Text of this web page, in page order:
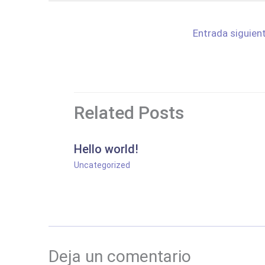
Entrada
Related Posts
Hello world!
Uncategorized
Deja un comentario